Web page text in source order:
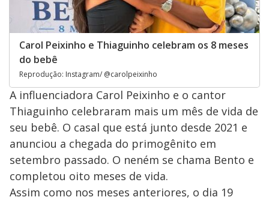
Carol Peixinho e Thiaguinho celebram os 8 meses
do bebê
Reprodução: Instagram/ @carolpeixinho
A influenciadora Carol Peixinho e o cantor
Thiaguinho celebraram mais um mês de vida de
seu bebê. O casal que está junto desde 2021 e
anunciou a chegada do primogênito em
setembro passado. O neném se chama Bento e
completou oito meses de vida.
Assim como nos meses anteriores, o dia 19